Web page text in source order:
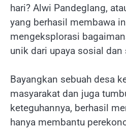
hari? Alwi Pandeglang,
yang berhasil membawa
mengeksplorasi
unik dari upaya sosial
Bayangkan sebuah desa
masyarakat dan juga
keteguhannya, berhasil
hanya membantu